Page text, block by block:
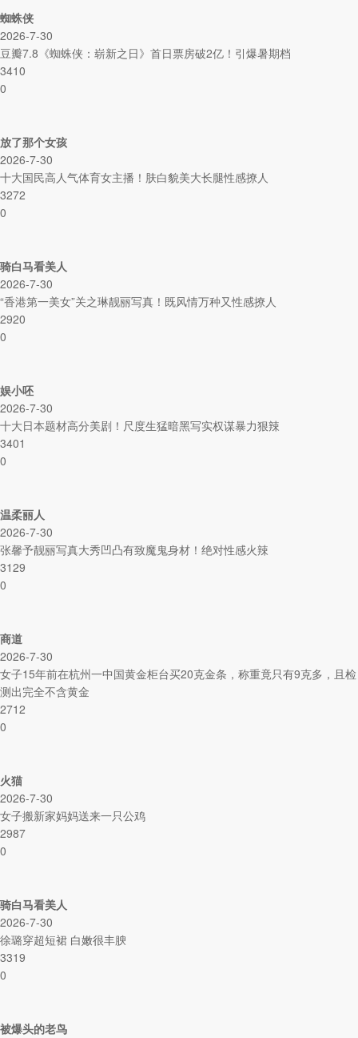
蜘蛛侠
2026-7-30
豆瓣7.8《蜘蛛侠：崭新之日》首日票房破2亿！引爆暑期档
3410
0
放了那个女孩
2026-7-30
十大国民高人气体育女主播！肤白貌美大长腿性感撩人
3272
0
骑白马看美人
2026-7-30
“香港第一美女”关之琳靓丽写真！既风情万种又性感撩人
2920
0
娱小呸
2026-7-30
十大日本题材高分美剧！尺度生猛暗黑写实权谋暴力狠辣
3401
0
温柔丽人
2026-7-30
张馨予靓丽写真大秀凹凸有致魔鬼身材！绝对性感火辣
3129
0
商道
2026-7-30
女子15年前在杭州一中国黄金柜台买20克金条，称重竟只有9克多，且检
测出完全不含黄金
2712
0
火猫
2026-7-30
女子搬新家妈妈送来一只公鸡
2987
0
骑白马看美人
2026-7-30
徐璐穿超短裙 白嫩很丰腴
3319
0
被爆头的老鸟